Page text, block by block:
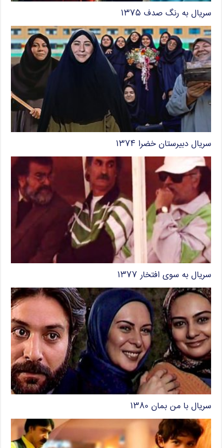
سریال به رنگ صدف ۱۳۷۵
سریال دبیرستان خضرا ۱۳۷۴
سریال به سوی افتخار ۱۳۷۷
سریال با من بمان ۱۳۸۰